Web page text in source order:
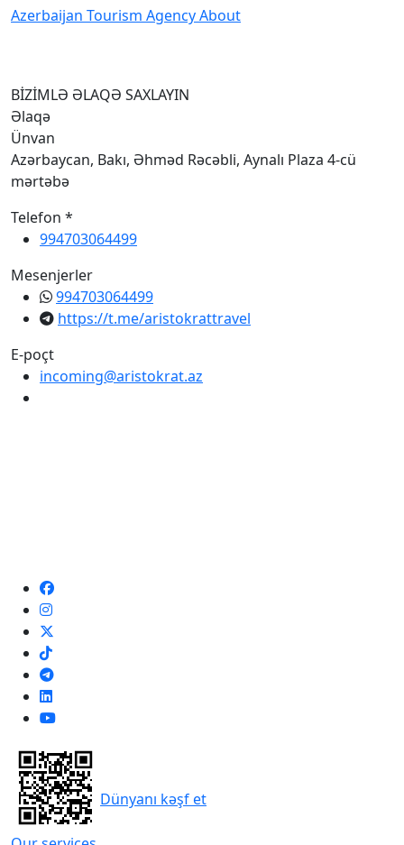
Azerbaijan Tourism Agency About
BİZİMLƏ ƏLAQƏ SAXLAYIN
Əlaqə
Ünvan
Azərbaycan, Bakı, Əhməd Rəcəbli, Aynalı Plaza 4-cü
mərtəbə
Telefon *
994703064499
Mesenjerler
994703064499
https://t.me/aristokrattravel
E-poçt
incoming@aristokrat.az
Dünyanı kəşf et